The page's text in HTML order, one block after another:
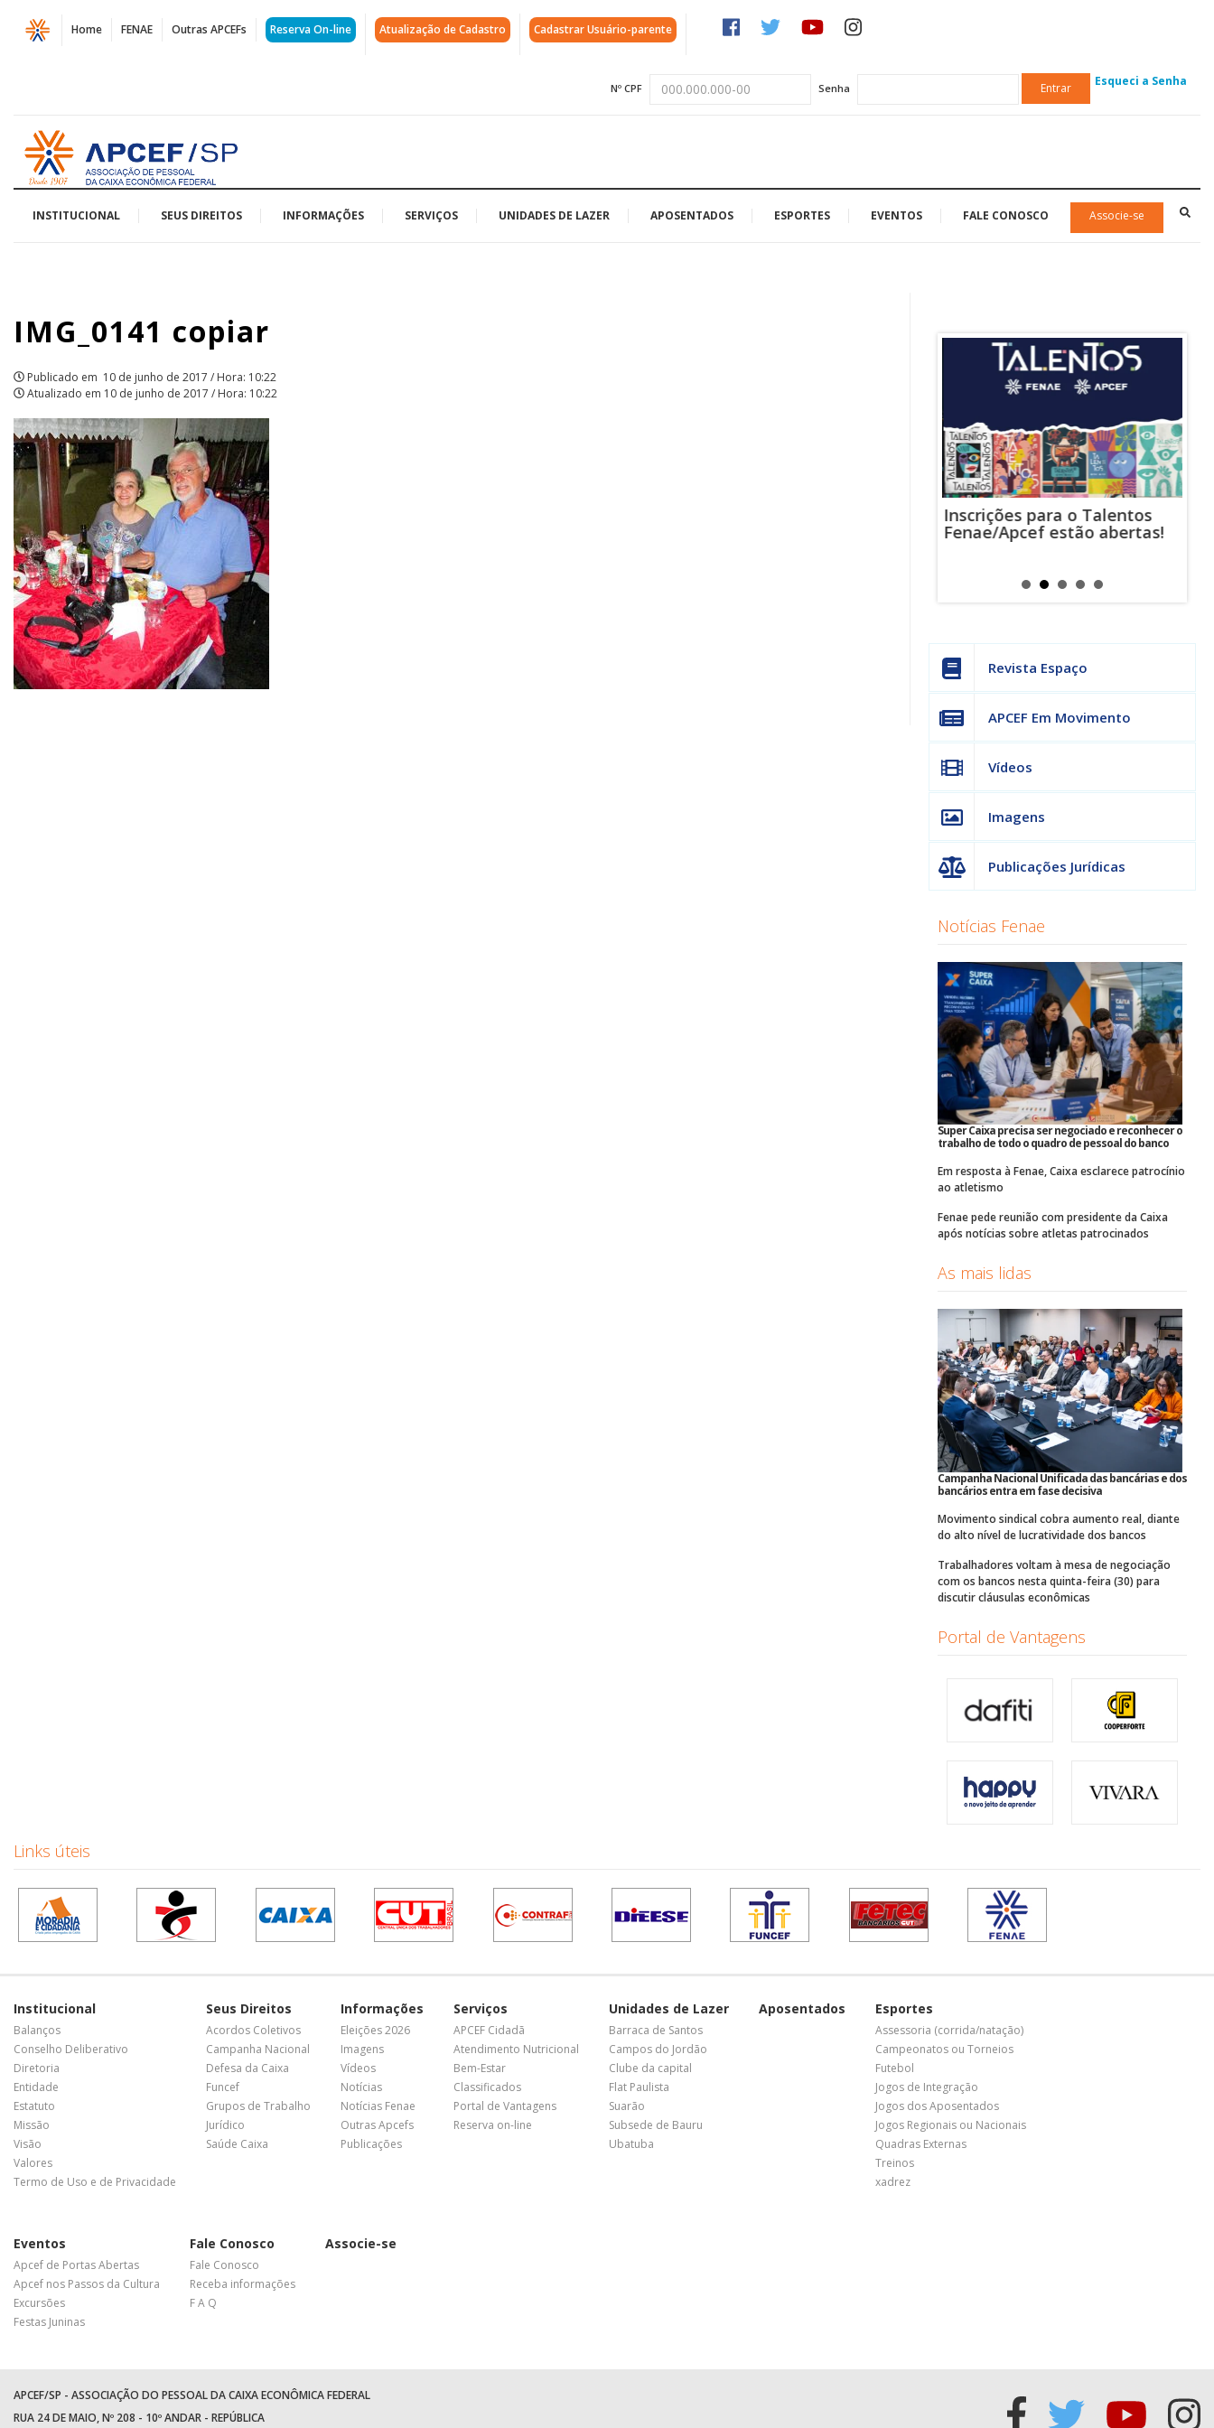
Página
IMG_0141
APCEF/SP
Home FENAE Outras APCEFs Reserva On-line Atualização de Cadastro Cadastrar Usuário-parente
Nº CPF Senha Entrar Esqueci a Senha
Acessar
página
inicial
INSTITUCIONAL SEUS DIREITOS INFORMAÇÕES SERVIÇOS UNIDADES DE LAZER APOSENTADOS ESPORTES EVENTOS FALE CONOSCO Associe-se
IMG_0141 copiar
Publicado em 10 de junho de 2017 / Hora: 10:22
Atualizado em 10 de junho de 2017 / Hora: 10:22
Inscrições para o Talentos
Fenae/Apcef estão abertas!
Revista Espaço
APCEF Em Movimento
Vídeos
Imagens
Publicações Jurídicas
Notícias Fenae
Super Caixa precisa ser negociado e reconhecer o
trabalho de todo o quadro de pessoal do banco
Em resposta à Fenae, Caixa esclarece patrocínio
ao atletismo
Fenae pede reunião com presidente da Caixa
após notícias sobre atletas patrocinados
As mais lidas
Campanha Nacional Unificada das bancárias e dos
bancários entra em fase decisiva
Movimento sindical cobra aumento real, diante
do alto nível de lucratividade dos bancos
Trabalhadores voltam à mesa de negociação
com os bancos nesta quinta-feira (30) para
discutir cláusulas econômicas
Portal de Vantagens
Links úteis
Institucional
Balanços
Conselho Deliberativo
Diretoria
Entidade
Estatuto
Missão
Visão
Valores
Termo de Uso e de Privacidade
Seus Direitos
Acordos Coletivos
Campanha Nacional
Defesa da Caixa
Funcef
Grupos de Trabalho
Jurídico
Saúde Caixa
Informações
Eleições 2026
Imagens
Vídeos
Notícias
Notícias Fenae
Outras Apcefs
Publicações
Serviços
APCEF Cidadã
Atendimento Nutricional
Bem-Estar
Classificados
Portal de Vantagens
Reserva on-line
Unidades de Lazer
Barraca de Santos
Campos do Jordão
Clube da capital
Flat Paulista
Suarão
Subsede de Bauru
Ubatuba
Aposentados Esportes
Assessoria (corrida/natação)
Campeonatos ou Torneios
Futebol
Jogos de Integração
Jogos dos Aposentados
Jogos Regionais ou Nacionais
Quadras Externas
Treinos
xadrez
Eventos
Apcef de Portas Abertas
Apcef nos Passos da Cultura
Excursões
Festas Juninas
Fale Conosco
Fale Conosco
Receba informações
F A Q
Associe-se
APCEF/SP - ASSOCIAÇÃO DO PESSOAL DA CAIXA ECONÔMICA FEDERAL
RUA 24 DE MAIO, Nº 208 - 10º ANDAR - REPÚBLICA
Acessar
Acessar